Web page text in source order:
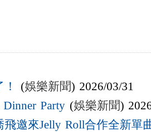
(娛樂新聞) 2026/03/31
Party (娛樂新聞)
飛邀來Jelly Roll合作全新單